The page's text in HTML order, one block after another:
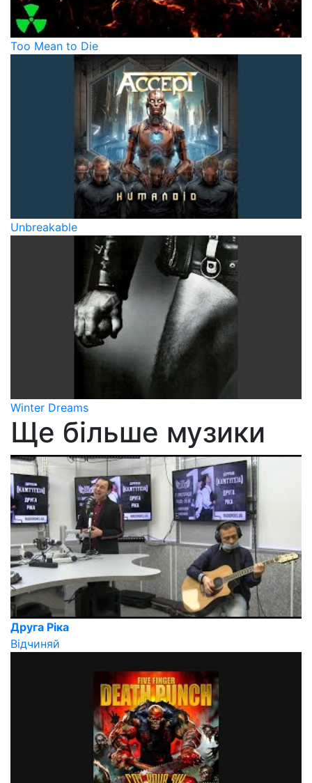
Too Mean to Die
Unbreakable
Winter Dreams
Ще більше музики
Друга Ріка
Відчиняй